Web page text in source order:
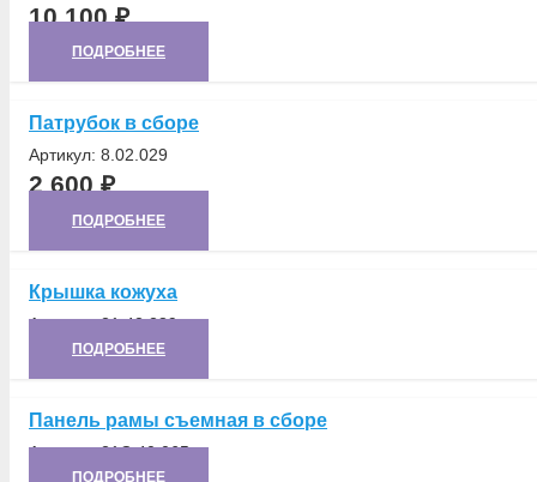
10 100₽
ПОДРОБНЕЕ
Патрубок в сборе
Артикул: 8.02.029
2 600₽
ПОДРОБНЕЕ
Крышка кожуха
Артикул:21.42.289
ПОДРОБНЕЕ
Панель рамы съемная в сборе
Артикул:21С.40.065
ПОДРОБНЕЕ